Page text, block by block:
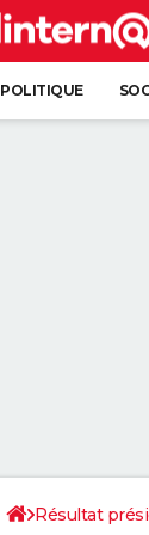
POLITIQUE
Résultat